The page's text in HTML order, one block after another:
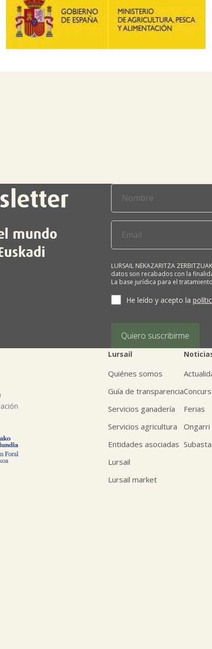
mundo
LURSAIL NEKAZARITZA
datos son recabados con la
La base jurídica para el
supresión, limitación del
personales, escribiéndonos a la
He leído y acepto la
Quiero suscribirme
Lursail
Quiénes somos
Guía de transparencia
Servicios ganadería
Servicios agricultura
Entidades asociadas
Lursail
Lursail market
Ferias
Ongarri